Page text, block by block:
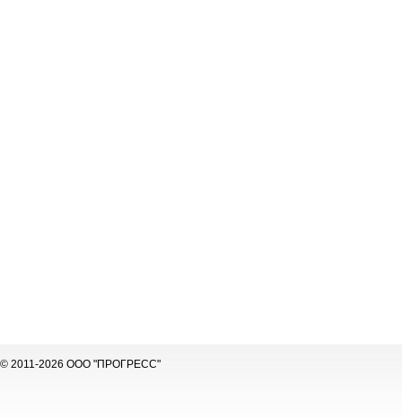
© 2011-2026 ООО "ПРОГРЕСС"